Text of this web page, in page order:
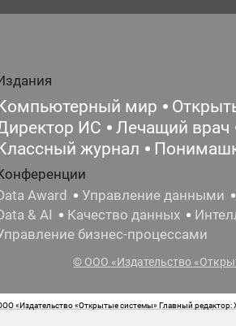
мир
ИС
Лечащий врач
журнал
Award
Управление данными
& AI
Качество данных
бизнес-процессами
© ООО «Издательство
«Издательство «Открытые системы» Главный